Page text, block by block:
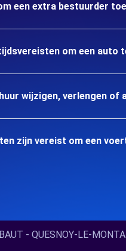
een extra bestuurder
om een auto
wijzigen, verlengen of
zijn vereist om een
- QUESNOY-LE-